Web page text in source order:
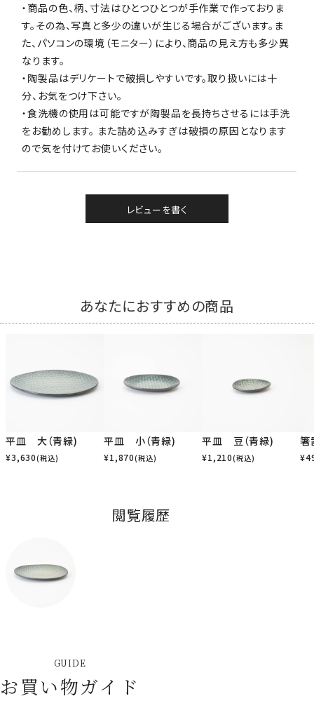
・商品の色、柄、寸法はひとつひとつが手作業で作っておりま
す。その為、写真と多少の違いが生じる場合がございます。ま
た、パソコンの環境（モニター）により、商品の見え方も多少異
なります。
・陶製品はデリケートで破損しやすいです。取り扱いには十
分、お気をつけ下さい。
・食洗機の使用は可能ですが陶製品を長持ちさせるには手洗
をお勧めします。 また詰め込みすぎは破損の原因となります
ので気を付けてお使いください。
レビューを書く
あなたにおすすめの商品
平皿 大（青緑)
¥3,630(税込)
平皿 小（青緑)
¥1,870(税込)
平皿 豆（青緑)
¥1,210(税込)
箸
¥
閲覧履歴
GUIDE
お買い物ガイド